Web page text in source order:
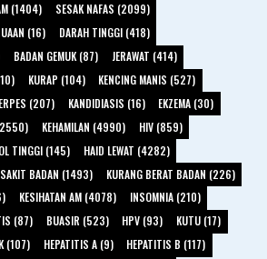
(1404)
SESAK NAFAS (2099)
(16)
DARAH TINGGI (418)
BADAN GEMUK (87)
JERAWAT (414)
KURAP (104)
KENCING MANIS (527)
(207) KANDIDIASIS (16)
EKZEMA (30)
KEHAMILAN (4990)
HIV (859)
TINGGI (145)
HAID LEWAT (4282)
SAKIT BADAN (1493)
KURANG BERAT BADAN (226)
KESIHATAN AM (4078)
INSOMNIA (210)
(87) BUASIR (523) HPV (93)
KUTU (17)
(107) HEPATITIS A (9)
HEPATITIS B (117)